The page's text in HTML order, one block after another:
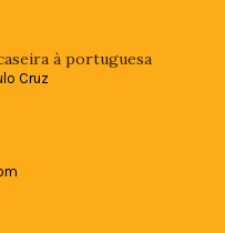
à portuguesa
Cruz